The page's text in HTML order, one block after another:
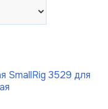
SmallRig 3529 для